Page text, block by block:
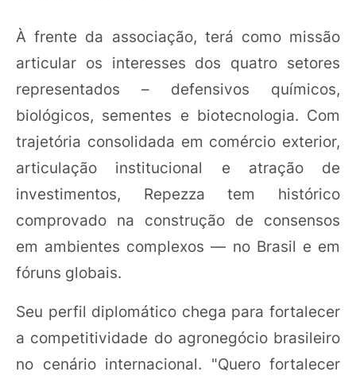
À frente da associação, terá como missão
articular os interesses dos quatro setores
representados – defensivos químicos,
biológicos, sementes e biotecnologia. Com
trajetória consolidada em comércio exterior,
articulação institucional e atração de
investimentos, Repezza tem histórico
comprovado na construção de consensos
em ambientes complexos — no Brasil e em
fóruns globais.
Seu perfil diplomático chega para fortalecer
a competitividade do agronegócio brasileiro
no cenário internacional. "Quero fortalecer